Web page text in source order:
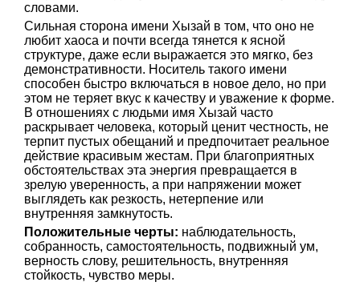
словами.
Сильная сторона имени Хызай в том, что оно не
любит хаоса и почти всегда тянется к ясной
структуре, даже если выражается это мягко, без
демонстративности. Носитель такого имени
способен быстро включаться в новое дело, но при
этом не теряет вкус к качеству и уважение к форме.
В отношениях с людьми имя Хызай часто
раскрывает человека, который ценит честность, не
терпит пустых обещаний и предпочитает реальное
действие красивым жестам. При благоприятных
обстоятельствах эта энергия превращается в
зрелую уверенность, а при напряжении может
выглядеть как резкость, нетерпение или
внутренняя замкнутость.
Положительные черты: наблюдательность,
собранность, самостоятельность, подвижный ум,
верность слову, решительность, внутренняя
стойкость, чувство меры.